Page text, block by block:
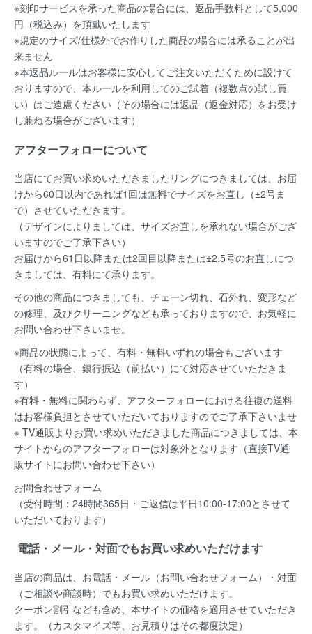
※刻印サービスを承った商品の場合には、返品手数料として5,000
円（税込み）を頂戴いたします
※規定のサイズ/仕様外でお作りした商品の場合には承ることが出
来ません
※本返品ルールはお客様に安心してご注文いただくために設けて
おりますので、本ルールを利用してのご試着（複数点の試し買
い）はご遠慮ください（その場合には返品（返金対応）をお受け
し兼ねる場合がございます）
アフターフォローについて
当店にてお買い求めいただきましたリングにつきましては、お届
けから60日以内であれば1回は無料でサイズをお直し（±2号ま
で）させていただきます。
（デザインによりましては、サイズお直しを承れない場合がござ
いますのでご了承下さい）
お届けから61日以降または2回目以降または±2.5号のお直しにつ
きましては、有料にて承ります。
その他の商品につきましても、チェーン切れ、石外れ、変形など
の修理、及びクリーニングなども承っておりますので、お気軽に
お問い合わせ下さいませ。
※商品の状態によって、有料・無料いずれの場合もございます
（有料の場合、銀行振込（前払い）にて対応させていただきま
す）
※有料・無料に関わらず、アフターフォローにおける往復の送料
はお客様負担とさせていただいておりますのでご了承下さいませ
※ TV通販よりお買い求めいただきました商品につきましては、本
サイトからのアフターフォローは対象外となります（直接TV通
販サイトにお問い合わせ下さい）
お問合わせフォーム
（受付時間：24時間365日・ご返信は平日10:00-17:00とさせて
いただいております）
電話・メール・対面でもお買い求めいただけます
当店の商品は、お電話・メール（お問い合わせフォーム）・対面
（ご相談や商談時）でもお買い求めいただけます。
クーポン割引なども含め、本サイトの価格を適用させていただき
ます。（カスタマイズ等、お見積りはその都度決定）